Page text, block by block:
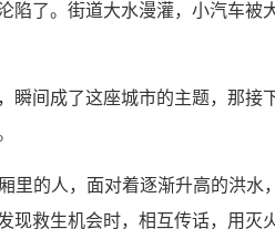
陷了。街道大水漫灌，小汽车被
瞬间成了这座城市的主题，那接
里的人，面对着逐渐升高的洪水
现救生机会时，相互传话，用灭